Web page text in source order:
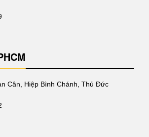
Cân, Hiệp Bình Chánh, Thủ Đức